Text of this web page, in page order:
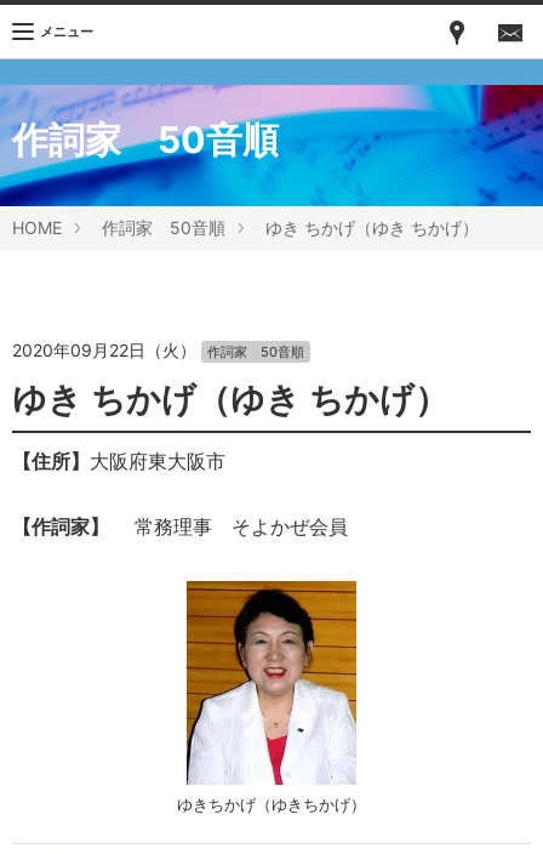
メニュー
作詞家 50音順
HOME 作詞家 50音順 ゆき ちかげ（ゆき ちかげ）
2020年09月22日（火） 作詞家 50音順
ゆき ちかげ（ゆき ちかげ）
【住所】 大阪府東大阪市
【作詞家】 常務理事 そよかぜ会員
ゆきちかげ（ゆきちかげ）